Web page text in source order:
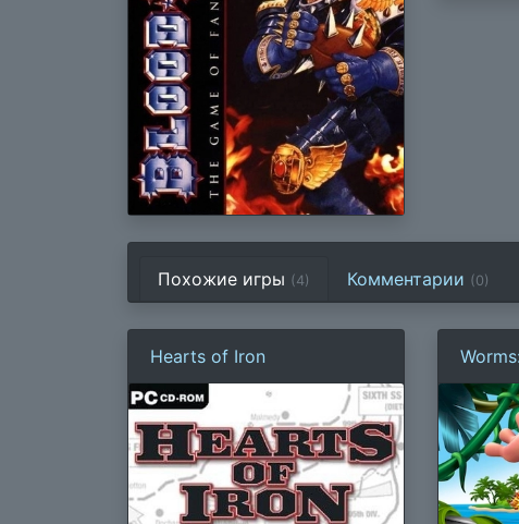
Похожие игры (4) Комментарии (0)
Hearts of Iron